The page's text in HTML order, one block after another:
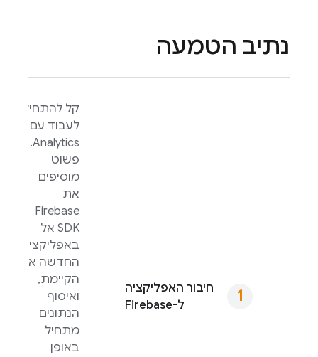
נתיב הטמעה
חיבור האפליקציה
ל-Firebase
קל להתחיל
לעבוד עם
Analytics
.
פשוט
מוסיפים
את
Firebase
SDK אל
באפליקציה
החדשה או
הקיימת,
ואיסוף
הנתונים
מתחיל
באופן